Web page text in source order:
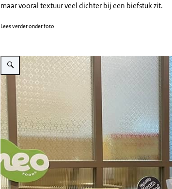
maar vooral textuur veel dichter bij een biefstuk zit.
Lees verder onder foto
Vergroot afbeelding Jing He Jang, general manager van